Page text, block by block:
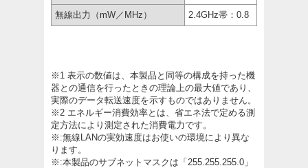
無線出力（mW／MHz） 2.4GHz帯：0.8
※1 表示の数値は、本製品と同等の構成を持った機
器との通信を行ったときの理論上の最大値であり、
実際のデータ転送速度を示すものではありません。
※2 エネルギー消費効率とは、省エネ法で定める測
定方法により測定された消費電力です。
※:無線LANの実効速度はお使いの環境により異な
ります。
※:本製品のサブネットマスクは「255.255.255.0」